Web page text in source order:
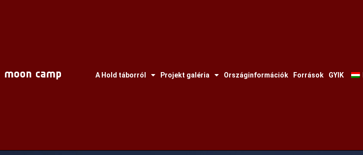
A Hold táborról Projekt galéria Országinformációk Források GYIK